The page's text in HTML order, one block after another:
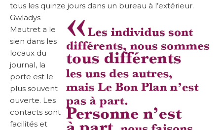
tous les quinze jours dans un bureau à l’extérieur.
Gwladys
Mautret a le
sien dans les
locaux du
journal, la
porte est le
plus souvent
ouverte. Les
contacts sont
facilités et